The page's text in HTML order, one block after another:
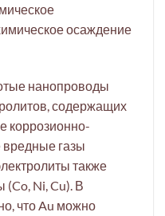
осаждение
нанопроводы
содержащих
коррозионно-
газы
также
Ni, Cu). В
что Au можно